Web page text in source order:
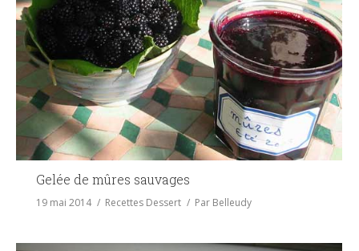
Gelée de mûres sauvages
19 mai 2014 Recettes Dessert Par Belleudy